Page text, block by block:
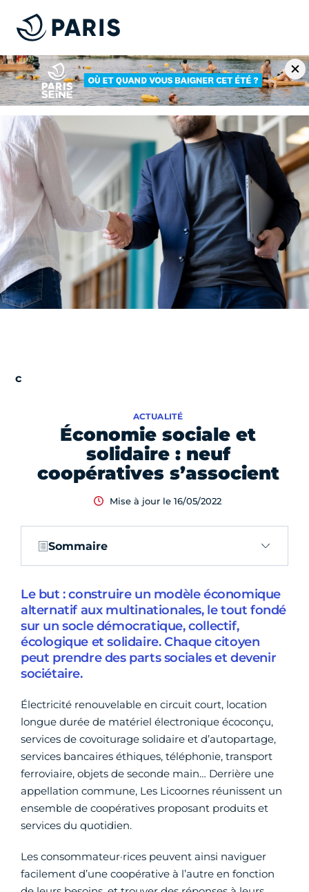
Économie sociale et
solidaire : neuf
coopératives s’associent
ACTUALITÉ
Mise à jour le 16/05/2022
Sommaire
Le but : construire un modèle économique
alternatif aux multinationales, le tout fondé
sur un socle démocratique, collectif,
écologique et solidaire. Chaque citoyen
peut prendre des parts sociales et devenir
sociétaire.
Électricité renouvelable en circuit court, location
longue durée de matériel électronique écoconçu,
services de covoiturage solidaire et d’autopartage,
services bancaires éthiques, téléphonie, transport
ferroviaire, objets de seconde main… Derrière une
appellation commune, Les Licoornes réunissent un
ensemble de coopératives proposant produits et
services du quotidien.
Les consommateur·rices peuvent ainsi naviguer
facilement d’une coopérative à l’autre en fonction